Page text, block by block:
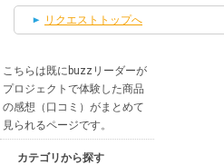
リクエストトップへ
こちらは既にbuzzリーダーが
プロジェクトで体験した商品
の感想（口コミ）がまとめて
見られるページです。
カテゴリから探す